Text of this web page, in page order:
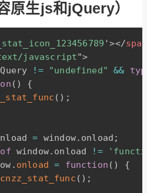
原生js和jQuery）
'></span
javascript">
!= "undefined" &&
( )
{
( ) ;
= window. onload ;
window. onload !=
. onload = function ( )
{
cnzz_stat_func ( ) ;